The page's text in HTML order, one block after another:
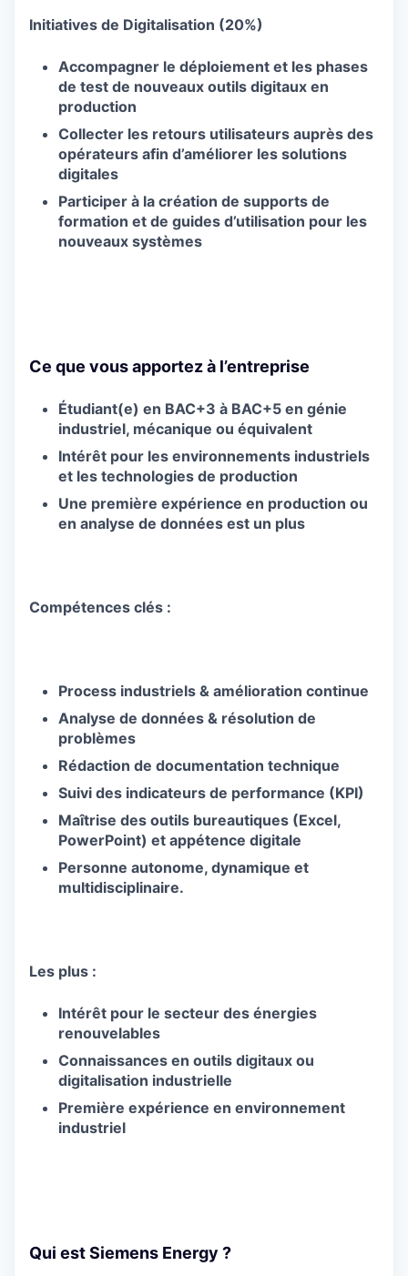
Initiatives de Digitalisation (20%)
Accompagner le déploiement et les phases
de test de nouveaux outils digitaux en
production
Collecter les retours utilisateurs auprès des
opérateurs afin d’améliorer les solutions
digitales
Participer à la création de supports de
formation et de guides d’utilisation pour les
nouveaux systèmes
Ce que vous apportez à l’entreprise
Étudiant(e) en BAC+3 à BAC+5 en génie
industriel, mécanique ou équivalent
Intérêt pour les environnements industriels
et les technologies de production
Une première expérience en production ou
en analyse de données est un plus
Compétences clés :
Process industriels & amélioration continue
Analyse de données & résolution de
problèmes
Rédaction de documentation technique
Suivi des indicateurs de performance (KPI)
Maîtrise des outils bureautiques (Excel,
PowerPoint) et appétence digitale
Personne autonome, dynamique et
multidisciplinaire.
Les plus :
Intérêt pour le secteur des énergies
renouvelables
Connaissances en outils digitaux ou
digitalisation industrielle
Première expérience en environnement
industriel
Qui est Siemens Energy ?